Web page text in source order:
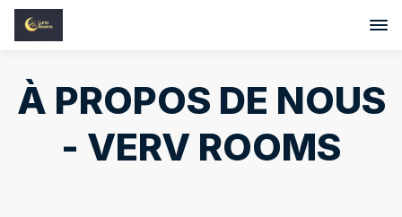
À PROPOS DE NOUS
- VERV ROOMS